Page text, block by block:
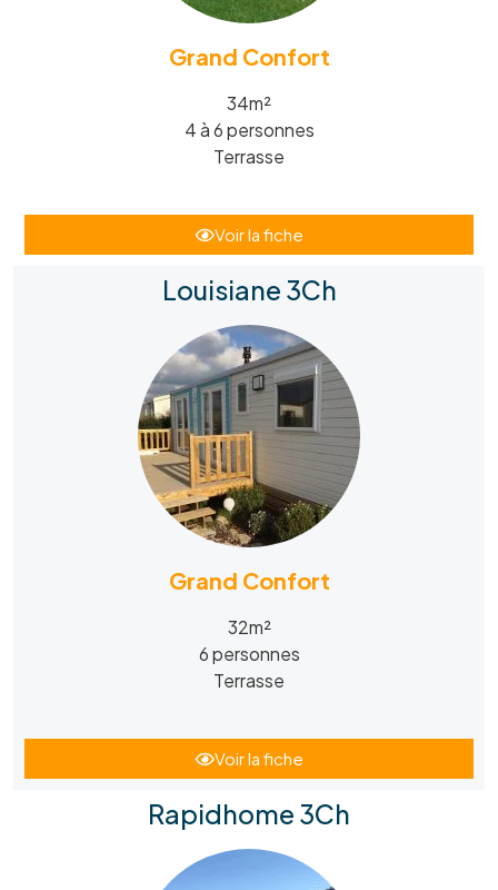
Grand Confort
34m²
4 à 6 personnes
Terrasse
Voir la fiche
Louisiane 3Ch
Grand Confort
32m²
6 personnes
Terrasse
Voir la fiche
Rapidhome 3Ch